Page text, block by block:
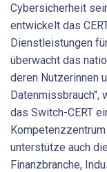
Cybersicherheit
entwickelt das
Dienstleistungen
überwacht das
deren Nutzerinnen
Datenmissbrauch",
das Switch-CERT
unterstütze auch
Finanzbranche,